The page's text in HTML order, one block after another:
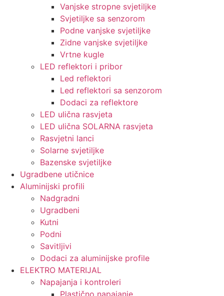
Vanjske stropne svjetiljke
Svjetiljke sa senzorom
Podne vanjske svjetiljke
Zidne vanjske svjetiljke
Vrtne kugle
LED reflektori i pribor
Led reflektori
Led reflektori sa senzorom
Dodaci za reflektore
LED ulična rasvjeta
LED ulična SOLARNA rasvjeta
Rasvjetni lanci
Solarne svjetiljke
Bazenske svjetiljke
Ugradbene utičnice
Aluminijski profili
Nadgradni
Ugradbeni
Kutni
Podni
Savitljivi
Dodaci za aluminijske profile
ELEKTRO MATERIJAL
Napajanja i kontroleri
Plastično napajanje